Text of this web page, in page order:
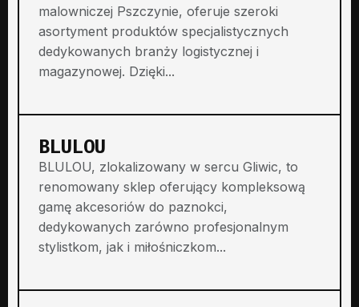
malowniczej Pszczynie, oferuje szeroki
asortyment produktów specjalistycznych
dedykowanych branży logistycznej i
magazynowej. Dzięki...
BLULOU
BLULOU, zlokalizowany w sercu Gliwic, to
renomowany sklep oferujący kompleksową
gamę akcesoriów do paznokci,
dedykowanych zarówno profesjonalnym
stylistkom, jak i miłośniczkom...